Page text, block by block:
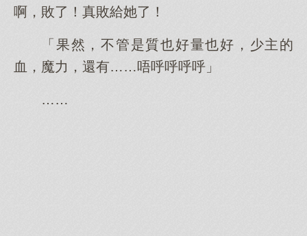
啊，敗了！真敗給她了！
「果然，不管是質也好量也好，少主的
血，魔力，還有……唔呼呼呼呼」
……